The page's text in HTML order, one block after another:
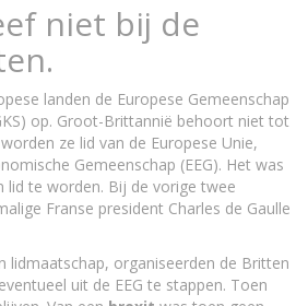
niet bij de
landen de Europese Gemeenschap
op. Groot-Brittannië behoort niet tot
ze lid van de Europese Unie,
Gemeenschap (EEG). Het was
lid te worden. Bij de vorige twee
Franse president Charles de Gaulle
lidmaatschap, organiseerden de Britten
uit de EEG te stappen. Toen